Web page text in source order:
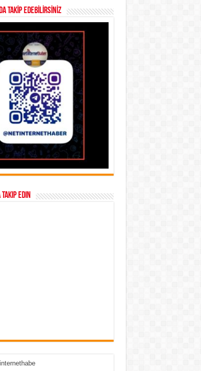
TAKİP EDEBİLİRSİNİZ
takip edin